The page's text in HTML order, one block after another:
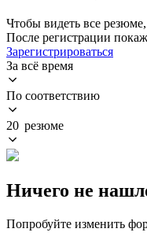
Чтобы видеть все резюме,
После регистрации
Зарегистрироваться
За всё время
По соответствию
20 резюме
Ничего не
Попробуйте изменить